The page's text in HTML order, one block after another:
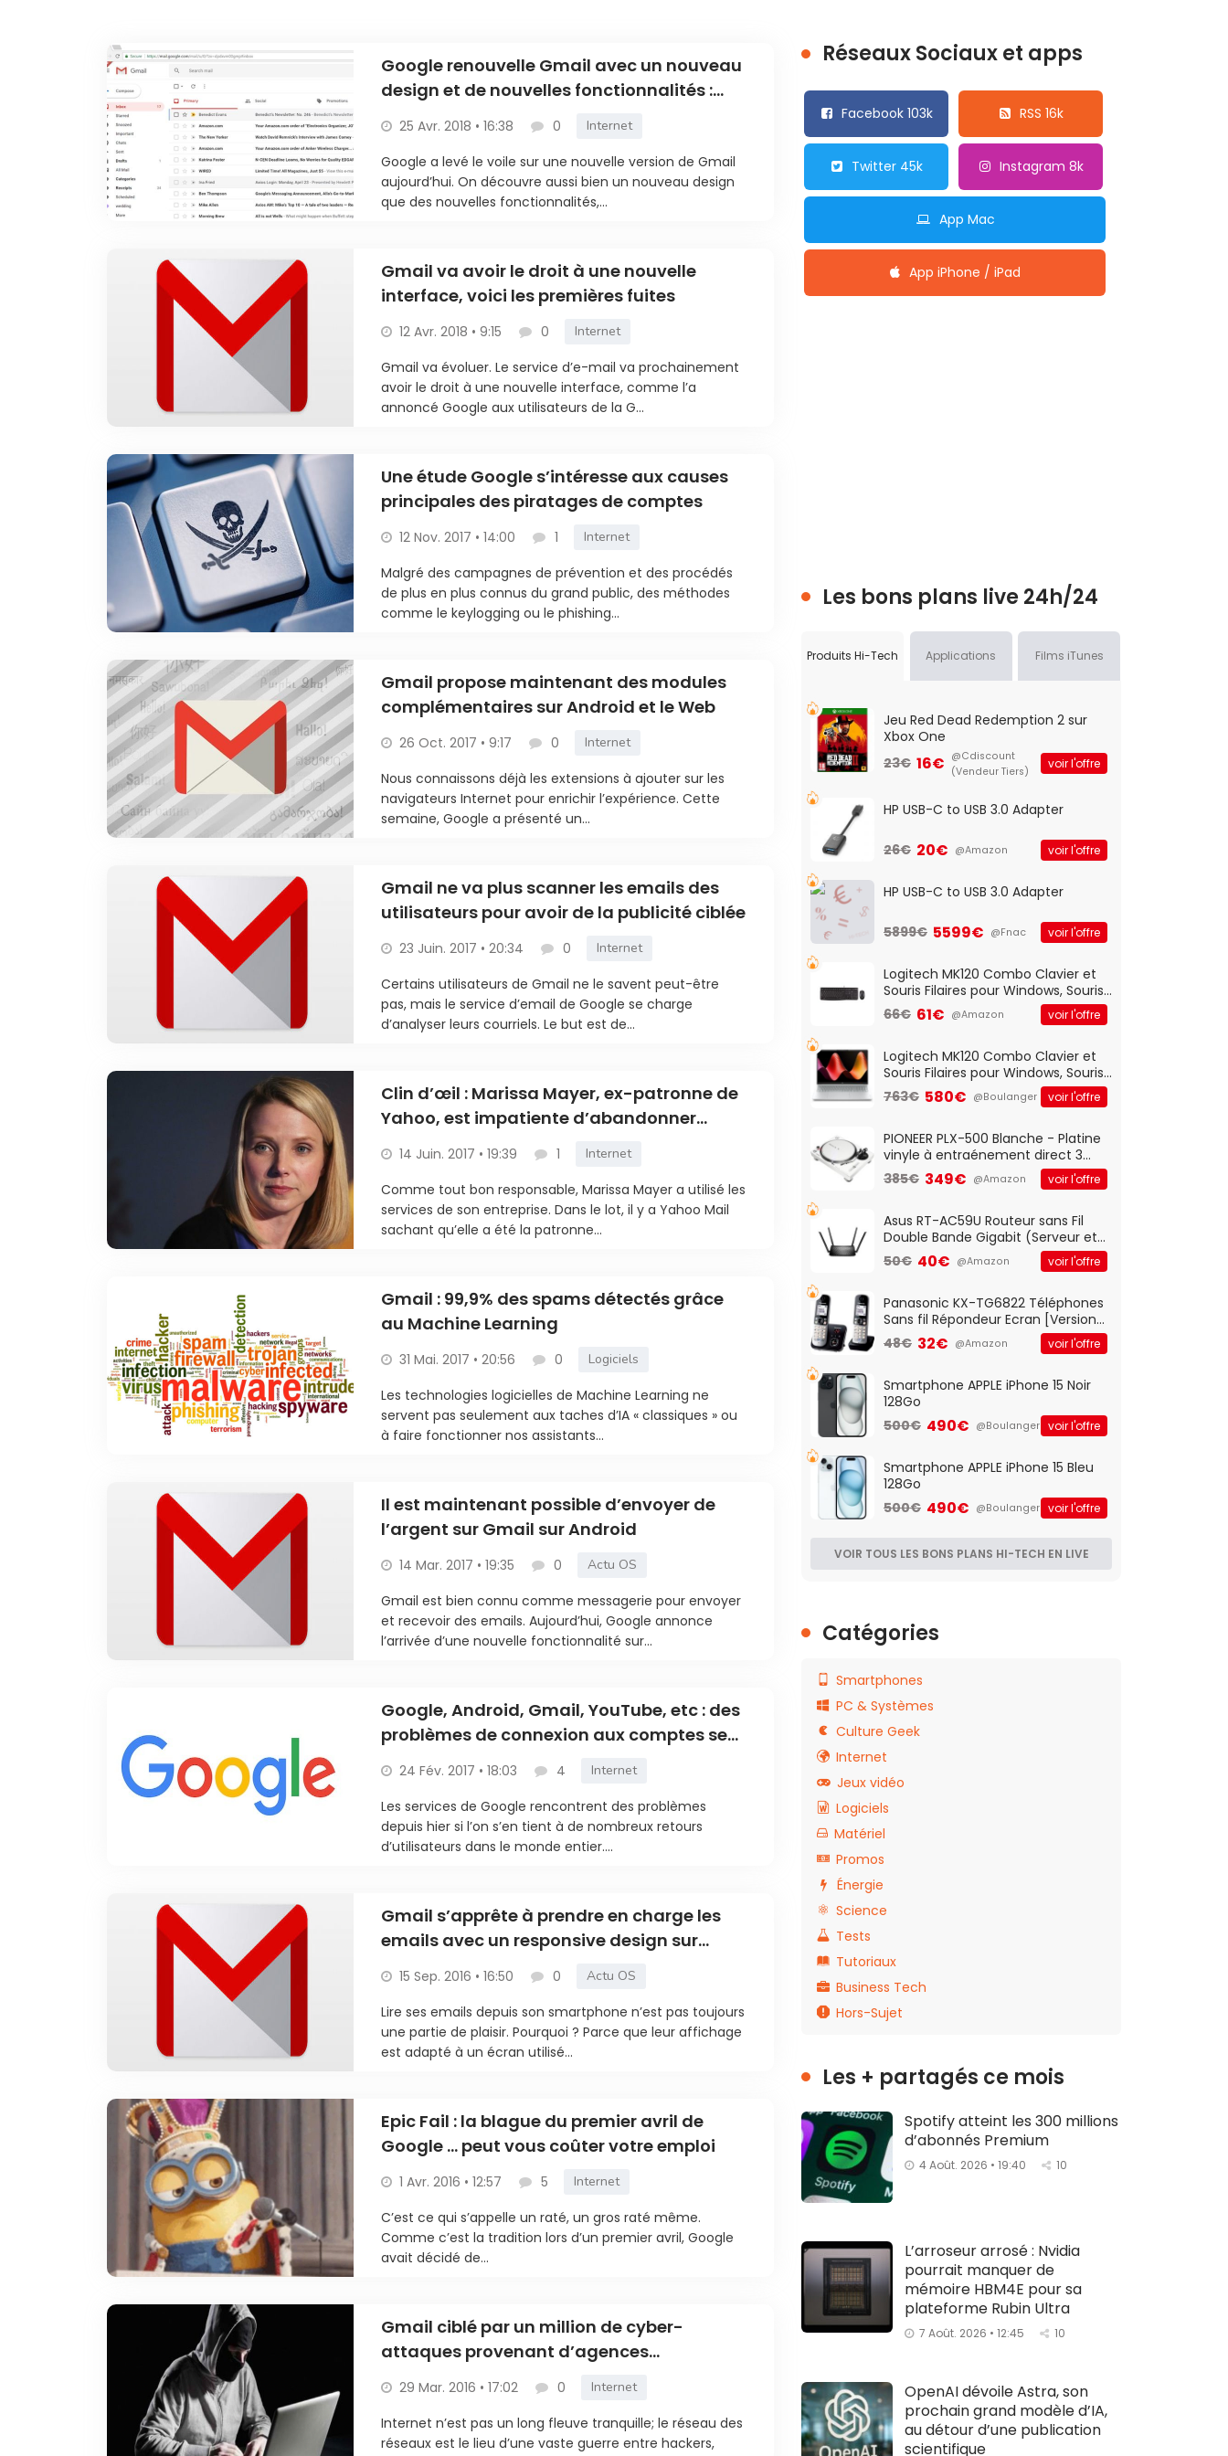
Google renouvelle Gmail avec un nouveau
design et de nouvelles fonctionnalités :
25 Avr. 2018 • 16:38 0 Internet
Google a levé le voile sur une nouvelle version de Gmail
aujourd’hui. On découvre aussi bien un nouveau design
que des nouvelles fonctionnalités,...
Gmail va avoir le droit à une nouvelle
interface, voici les premières fuites
12 Avr. 2018 • 9:15 0 Internet
Gmail va évoluer. Le service d’e-mail va prochainement
avoir le droit à une nouvelle interface, comme l’a
annoncé Google aux utilisateurs de la G...
Une étude Google s’intéresse aux causes
principales des piratages de comptes
12 Nov. 2017 • 14:00 1 Internet
Malgré des campagnes de prévention et des procédés
de plus en plus connus du grand public, des méthodes
comme le keylogging ou le phishing...
Gmail propose maintenant des modules
complémentaires sur Android et le Web
26 Oct. 2017 • 9:17 0 Internet
Nous connaissons déjà les extensions à ajouter sur les
navigateurs Internet pour enrichir l’expérience. Cette
semaine, Google a présenté un...
Gmail ne va plus scanner les emails des
utilisateurs pour avoir de la publicité ciblée
23 Juin. 2017 • 20:34 0 Internet
Certains utilisateurs de Gmail ne le savent peut-être
pas, mais le service d’email de Google se charge
d’analyser leurs courriels. Le but est de...
Clin d’œil : Marissa Mayer, ex-patronne de
Yahoo, est impatiente d’abandonner
14 Juin. 2017 • 19:39 1 Internet
Comme tout bon responsable, Marissa Mayer a utilisé les
services de son entreprise. Dans le lot, il y a Yahoo Mail
sachant qu’elle a été la patronne...
Gmail : 99,9% des spams détectés grâce
au Machine Learning
31 Mai. 2017 • 20:56 0 Logiciels
Les technologies logicielles de Machine Learning ne
servent pas seulement aux taches d’IA « classiques » ou
à faire fonctionner nos assistants...
Il est maintenant possible d’envoyer de
l’argent sur Gmail sur Android
14 Mar. 2017 • 19:35 0 Actu OS
Gmail est bien connu comme messagerie pour envoyer
et recevoir des emails. Aujourd’hui, Google annonce
l’arrivée d’une nouvelle fonctionnalité sur...
Google, Android, Gmail, YouTube, etc : des
problèmes de connexion aux comptes se
24 Fév. 2017 • 18:03 4 Internet
Les services de Google rencontrent des problèmes
depuis hier si l’on s’en tient à de nombreux retours
d’utilisateurs dans le monde entier....
Gmail s’apprête à prendre en charge les
emails avec un responsive design sur
15 Sep. 2016 • 16:50 0 Actu OS
Lire ses emails depuis son smartphone n’est pas toujours
une partie de plaisir. Pourquoi ? Parce que leur affichage
est adapté à un écran utilisé...
Epic Fail : la blague du premier avril de
Google … peut vous coûter votre emploi
1 Avr. 2016 • 12:57 5 Internet
C’est ce qui s’appelle un raté, un gros raté même.
Comme c’est la tradition lors d’un premier avril, Google
avait décidé de...
Gmail ciblé par un million de cyber-
attaques provenant d’agences
29 Mar. 2016 • 17:02 0 Internet
Internet n’est pas un long fleuve tranquille; le réseau des
réseaux est le lieu d’une vaste guerre entre hackers,
Réseaux Sociaux et apps
Facebook 103k RSS 16k
Twitter 45k Instagram 8k
App Mac
App iPhone / iPad
Les bons plans live 24h/24
Produits Hi-Tech Applications Films iTunes
Jeu Red Dead Redemption 2 sur
Xbox One
23€ 16€ @Cdiscount
(Vendeur Tiers)
voir l'offre
HP USB-C to USB 3.0 Adapter
26€ 20€ @Amazon voir l'offre
HP USB-C to USB 3.0 Adapter
5899€ 5599€ @Fnac voir l'offre
Logitech MK120 Combo Clavier et
Souris Filaires pour Windows, Souris
Optique Filaire, Connexion USB Plug
And Play, Confortable, Taille
QWERTY UK - Noir
66€ 61€ @Amazon voir l'offre
Logitech MK120 Combo Clavier et
Souris Filaires pour Windows, Souris
Optique Filaire, Connexion USB Plug
And Play, Confortable, Taille
QWERTY UK - Noir
763€ 580€ @Boulanger voir l'offre
PIONEER PLX-500 Blanche - Platine
vinyle à entraénement direct 3
vitesses (33-45-78 trs/min) avec
pre-ampli intégré et port USB
385€ 349€ @Amazon voir l'offre
Asus RT-AC59U Routeur sans Fil
Double Bande Gigabit (Serveur et
Client VPN, Triple Vlan, Mode Point
d'accès et Bridge, contrôle
50€ 40€ @Amazon voir l'offre
Panasonic KX-TG6822 Téléphones
Sans fil Répondeur Ecran [Version
Française]
48€ 32€ @Amazon voir l'offre
Smartphone APPLE iPhone 15 Noir
128Go
500€ 490€ @Boulanger voir l'offre
Smartphone APPLE iPhone 15 Bleu
128Go
500€ 490€ @Boulanger voir l'offre
VOIR TOUS LES BONS PLANS HI-TECH EN LIVE
Catégories
Smartphones
PC & Systèmes
Culture Geek
Internet
Jeux vidéo
Logiciels
Matériel
Promos
Énergie
Science
Tests
Tutoriaux
Business Tech
Hors-Sujet
Les + partagés ce mois
Spotify atteint les 300 millions
d’abonnés Premium
4 Août. 2026 • 19:40 10
L’arroseur arrosé : Nvidia
pourrait manquer de
mémoire HBM4E pour sa
plateforme Rubin Ultra
7 Août. 2026 • 12:45 10
OpenAI dévoile Astra, son
prochain grand modèle d’IA,
au détour d’une publication
scientifique